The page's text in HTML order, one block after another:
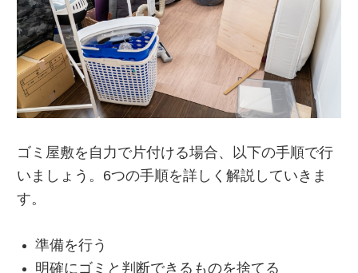
ゴミ屋敷を自力で片付ける場合、以下の手順で行
いましょう。6つの手順を詳しく解説していきま
す。
準備を行う
明確にゴミと判断できるものを捨てる